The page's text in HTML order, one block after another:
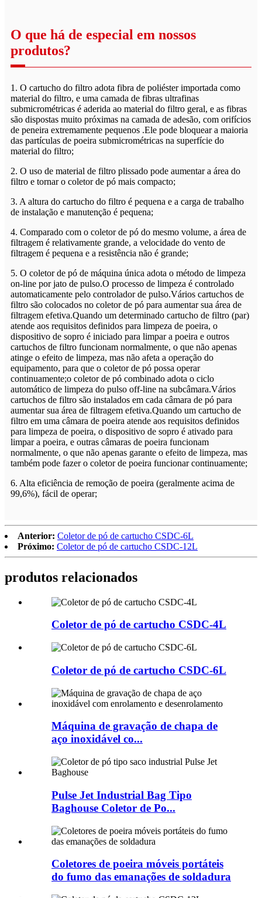
O que há de especial em nossos
produtos?
1. O cartucho do filtro adota fibra de poliéster importada como
material do filtro, e uma camada de fibras ultrafinas
submicrométricas é aderida ao material do filtro geral, e as fibras
são dispostas muito próximas na camada de adesão, com orifícios
de peneira extremamente pequenos .Ele pode bloquear a maioria
das partículas de poeira submicrométricas na superfície do
material do filtro;
2. O uso de material de filtro plissado pode aumentar a área do
filtro e tornar o coletor de pó mais compacto;
3. A altura do cartucho do filtro é pequena e a carga de trabalho
de instalação e manutenção é pequena;
4. Comparado com o coletor de pó do mesmo volume, a área de
filtragem é relativamente grande, a velocidade do vento de
filtragem é pequena e a resistência não é grande;
5. O coletor de pó de máquina única adota o método de limpeza
on-line por jato de pulso.O processo de limpeza é controlado
automaticamente pelo controlador de pulso.Vários cartuchos de
filtro são colocados no coletor de pó para aumentar sua área de
filtragem efetiva.Quando um determinado cartucho de filtro (par)
atende aos requisitos definidos para limpeza de poeira, o
dispositivo de sopro é iniciado para limpar a poeira e outros
cartuchos de filtro funcionam normalmente, o que não apenas
atinge o efeito de limpeza, mas não afeta a operação do
equipamento, para que o coletor de pó possa operar
continuamente;o coletor de pó combinado adota o ciclo
automático de limpeza do pulso off-line na subcâmara.Vários
cartuchos de filtro são instalados em cada câmara de pó para
aumentar sua área de filtragem efetiva.Quando um cartucho de
filtro em uma câmara de poeira atende aos requisitos definidos
para limpeza de poeira, o dispositivo de sopro é ativado para
limpar a poeira, e outras câmaras de poeira funcionam
normalmente, o que não apenas garante o efeito de limpeza, mas
também pode fazer o coletor de poeira funcionar continuamente;
6. Alta eficiência de remoção de poeira (geralmente acima de
99,6%), fácil de operar;
Anterior: Coletor de pó de cartucho CSDC-6L
Próximo: Coletor de pó de cartucho CSDC-12L
produtos relacionados
Coletor de pó de cartucho CSDC-4L
Coletor de pó de cartucho CSDC-6L
Máquina de gravação de chapa de
aço inoxidável co...
Pulse Jet Industrial Bag Tipo
Baghouse Coletor de Po...
Coletores de poeira móveis portáteis
do fumo das emanações de soldadura